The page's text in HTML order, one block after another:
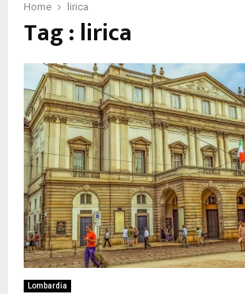
Home lirica
Tag : lirica
Lombardia